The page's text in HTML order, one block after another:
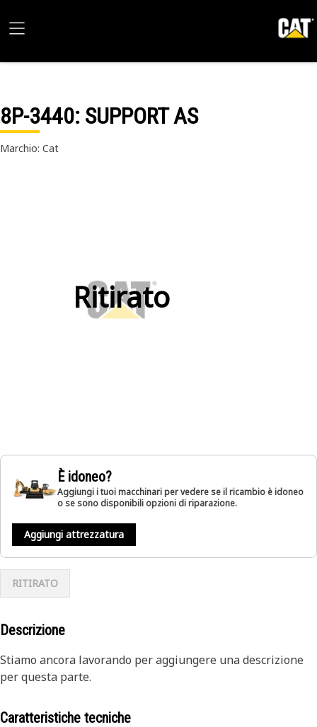
8P-3440: SUPPORT AS
Marchio: Cat
Ritirato
È idoneo?
Aggiungi i tuoi macchinari per vedere se il ricambio è idoneo
o se sono disponibili opzioni di riparazione.
Aggiungi attrezzatura
RITIRATO
Descrizione
Stiamo ancora lavorando per aggiungere una descrizione
per questa parte.
Caratteristiche tecniche